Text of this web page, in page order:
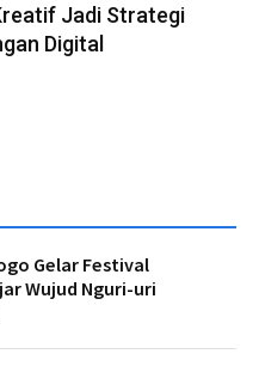
Jadi Strategi
Digital
Gelar Festival
Wujud Nguri-uri